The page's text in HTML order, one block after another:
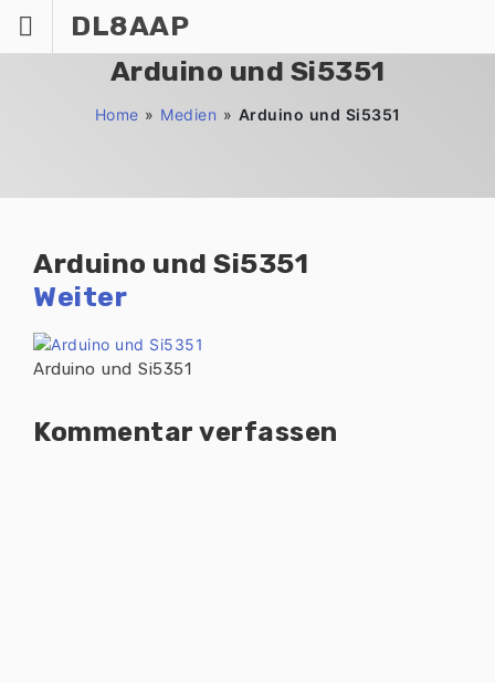
Inhalt
springen
DL8AAP
Arduino und Si5351
Home » Medien » Arduino und Si5351
Arduino und Si5351
Weiter
Arduino und Si5351
Kommentar verfassen